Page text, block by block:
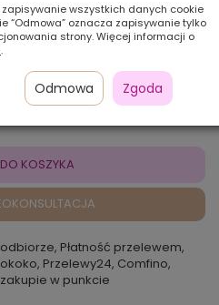
Ilość szt.:
600,00 zł
KOSZYKA
Płatność przelewem,
Przelewy24, Comfino,
w punkcie
wszystkich danych cookie
“Odmowa” oznacza zapisywanie tylko
strony. Więcej informacji o
.
Odmowa Zgoda